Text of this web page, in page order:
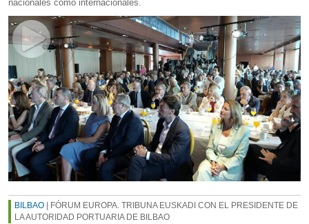
nacionales como internacionales.
BILBAO | FÓRUM EUROPA. TRIBUNA EUSKADI CON EL PRESIDENTE DE
LA AUTORIDAD PORTUARIA DE BILBAO